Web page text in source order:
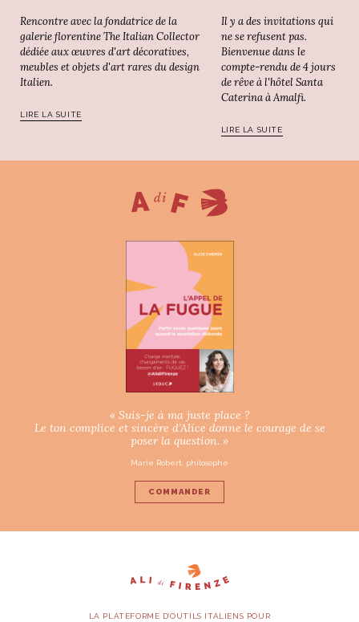
Rencontre avec la fondatrice de la
galerie florentine The Italian Collector
dédiée aux œuvres d'art décoratives,
meubles et objets d'art rares du design
Italien.
LIRE LA SUITE
Il y a des invitations qui
ne se refusent pas.
Bienvenue dans le
compte-rendu de 4 jours
de rêve à l'hôtel Santa
Caterina à Amalfi.
LIRE LA SUITE
« Suis-je à ma juste place ?
Le ton complice et sincère d’Alice donne le courage de se
poser la question. »
Marie Robert, philosophe
COMMANDER
LA PLATEFORME D’OUTILS ITALIENS POUR